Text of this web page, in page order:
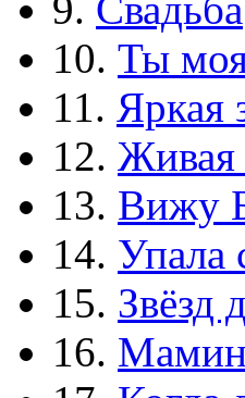
9. Свадьба
10. Ты
11. Яркая
12. Живая
13. Вижу
14. Упала
15. Звёзд
16.